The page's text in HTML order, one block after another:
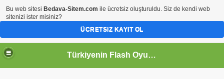
Türkiyenin Flash Oyun Portalı
Bu web sitesi Bedava-Sitem.com ile ücretsiz oluşturuldu. Siz de kendi web
sitenizi ister misiniz?
ÜCRETSIZ KAYIT OL